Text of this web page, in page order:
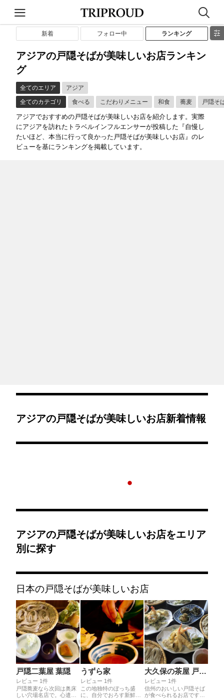
新着 フォロー中 ランキング
アジアの戸隠そばが美味しいお店ランキン
グ
全てのエリア
アジア
全てのカテゴリ
食べる こだわりメニュー 和食 蕎麦 戸隠そ
アジアでおすすめの戸隠そばが美味しいお店を紹介します。実際
にアジアを訪れたトラベルインフルエンサーが投稿した『自慢し
たいほど、本当に行って良かった戸隠そばが美味しいお店』のレ
ビューを基にランキングを掲載しています。
アジアの戸隠そばが美味しいお店新着情報
アジアの戸隠そばが美味しいお店をエリア
別に探す
日本の戸隠そばが美味しいお店
戸隠二葉屋 葉隠
レビュー 1件
戸隠蕎麦なら次回は奥床
しい穴場名店で。心遣い
うずら家
レビュー 1件
この地独特のぼっち盛
に、自分でおろす新鮮な
大久保の茶屋 戸隠本店
レビュー 1件
信州のおいしい戸隠そば
が食べられるお店です。